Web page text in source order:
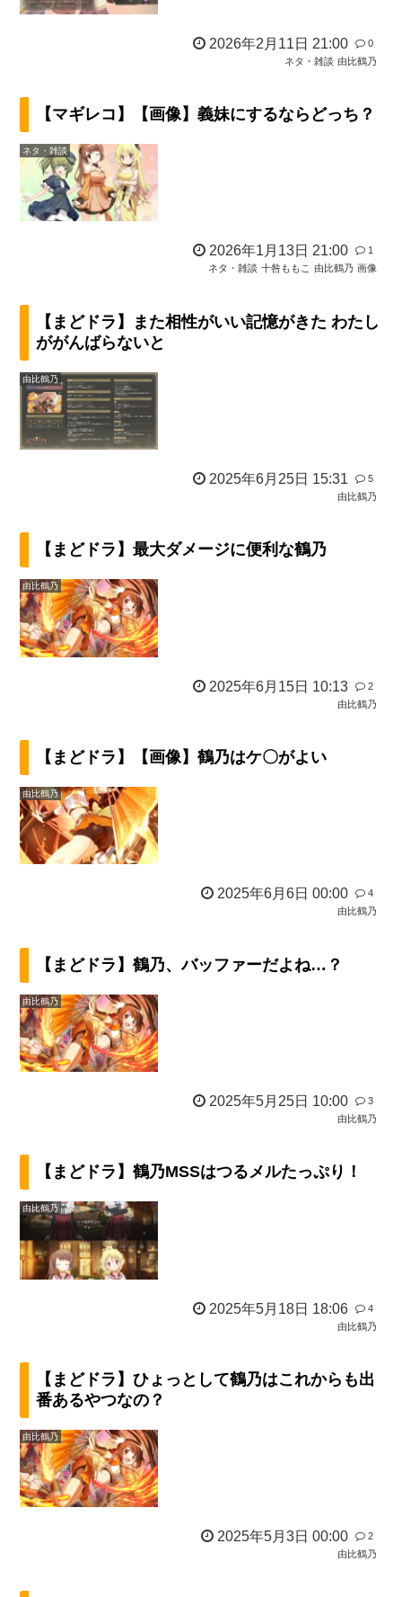
2026年2月11日 21:00
0
ネタ・雑談 由比鶴乃
【マギレコ】【画像】義妹にするならどっち？
ネタ・雑談
2026年1月13日 21:00
1
ネタ・雑談 十咎ももこ 由比鶴乃 画像
【まどドラ】また相性がいい記憶がきた わたし
ががんばらないと
由比鶴乃
2025年6月25日 15:31
5
由比鶴乃
【まどドラ】最大ダメージに便利な鶴乃
由比鶴乃
2025年6月15日 10:13
2
由比鶴乃
【まどドラ】【画像】鶴乃はケ〇がよい
由比鶴乃
2025年6月6日 00:00
4
由比鶴乃
【まどドラ】鶴乃、バッファーだよね…？
由比鶴乃
2025年5月25日 10:00
3
由比鶴乃
【まどドラ】鶴乃MSSはつるメルたっぷり！
由比鶴乃
2025年5月18日 18:06
4
由比鶴乃
【まどドラ】ひょっとして鶴乃はこれからも出
番あるやつなの？
由比鶴乃
2025年5月3日 00:00
2
由比鶴乃